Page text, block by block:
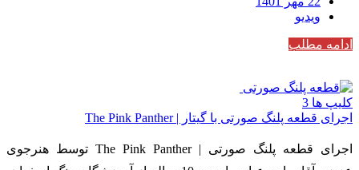
ویدیو
ادامه مطلب
کلیپ ها 3
اجرای قطعه پلنگ صورتی با گیتار | The Pink Panther
اجرای قطعه پلنگ صورتی | The Pink Panther توسط هنرجوی